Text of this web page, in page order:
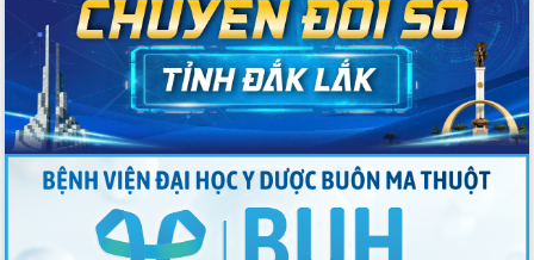
số y tế tại Đắk Lắk
Chuyển đổi số thư viện: Mở rộng
không gian tri thức trong thời đại số
Đánh giá, rút kinh nghiệm công tác tổ
chức diễn tập trước ngày bầu cử
Chương trình “Gặp gỡ hữu nghị –
Friendship Meeting New Year 2026”
Bầu cử Quốc hội và HĐND: Cử tri Đắk
Lắk gửi gắm niềm tin, kỳ vọng vào lá